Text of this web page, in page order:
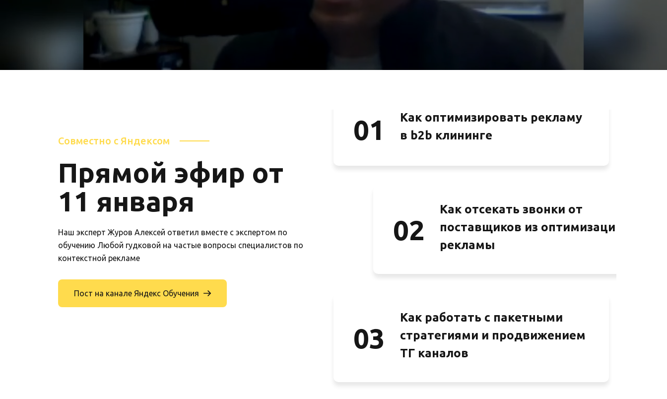
Совместно с Яндексом
Прямой эфир от
11 января
Наш эксперт Журов Алексей ответил вместе с экспертом по
обучению Любой гудковой на частые вопросы специалистов по
контекстной рекламе
Пост на канале Яндекс Обучения
01
Как оптимизировать рекламу
в b2b клининге
02
Как отсекать звонки от
поставщиков из оптимизации
рекламы
03
Как работать с пакетными
стратегиями и продвижением
ТГ каналов